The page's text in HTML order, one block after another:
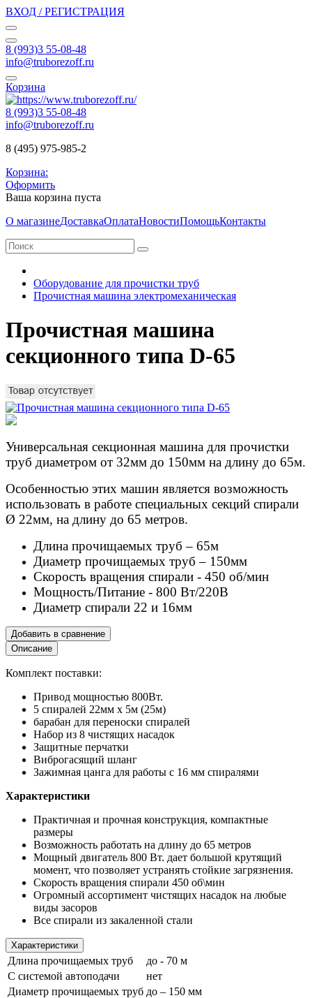
ВХОД / РЕГИСТРАЦИЯ
8 (993)3 55-08-48
info@truborezoff.ru
Корзина
8 (993)3 55-08-48
info@truborezoff.ru
8 (495) 975-985-2
Корзина:
Оформить
Ваша корзина пуста
О магазинеДоставкаОплатаНовостиПомощьКонтакты
Оборудование для прочистки труб
Прочистная машина электромеханическая
Прочистная машина
секционного типа D-65
Универсальная секционная машина для прочистки
труб диаметром от 32мм до 150мм на длину до 65м.
Особенностью этих машин является возможность
использовать в работе специальных секций спирали
Ø 22мм, на длину до 65 метров.
Длина прочищаемых труб – 65м
Диаметр прочищаемых труб – 150мм
Скорость вращения спирали - 450 об/мин
Мощность/Питание - 800 Вт/220В
Диаметр спирали 22 и 16мм
Добавить в сравнение
Описание
Комплект поставки:
Привод мощностью 800Вт.
5 спиралей 22мм х 5м (25м)
барабан для переноски спиралей
Набор из 8 чистящих насадок
Защитные перчатки
Виброгасящий шланг
Зажимная цанга для работы с 16 мм спиралями
Характеристики
Практичная и прочная конструкция, компактные
размеры
Возможность работать на длину до 65 метров
Мощный двигатель 800 Вт. дает большой крутящий
момент, что позволяет устранять стойкие загрязнения.
Скорость вращения спирали 450 об\мин
Огромный ассортимент чистящих насадок на любые
виды засоров
Все спирали из закаленной стали
Характеристики
Длина прочищаемых труб
до - 70 м
С системой автоподачи
нет
Диаметр прочищаемых труб до – 150 мм